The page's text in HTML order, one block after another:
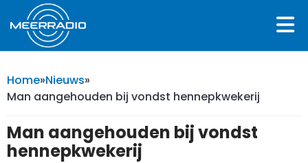
Home»Nieuws»
Man aangehouden bij vondst hennepkwekerij
Man aangehouden bij vondst
hennepkwekerij